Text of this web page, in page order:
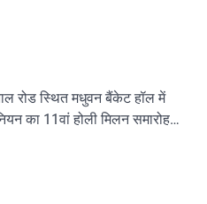
रोड स्थित मधुवन बैंकेट हॉल में
का 11वां होली मिलन समारोह…